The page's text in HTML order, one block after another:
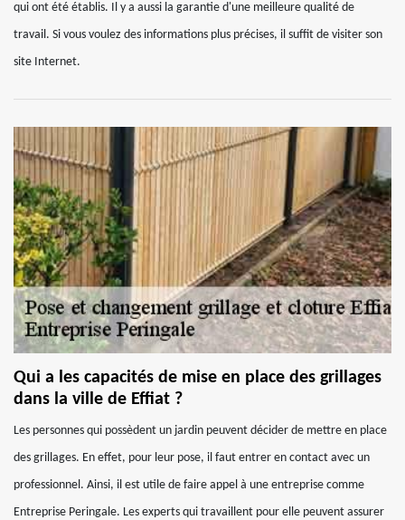
qui ont été établis. Il y a aussi la garantie d'une meilleure qualité de
travail. Si vous voulez des informations plus précises, il suffit de visiter son
site Internet.
Qui a les capacités de mise en place des grillages
dans la ville de Effiat ?
Les personnes qui possèdent un jardin peuvent décider de mettre en place
des grillages. En effet, pour leur pose, il faut entrer en contact avec un
professionnel. Ainsi, il est utile de faire appel à une entreprise comme
Entreprise Peringale. Les experts qui travaillent pour elle peuvent assurer